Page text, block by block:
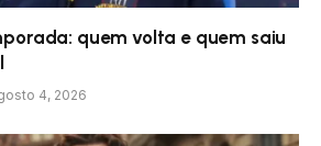
quem volta e quem saiu
4, 2026